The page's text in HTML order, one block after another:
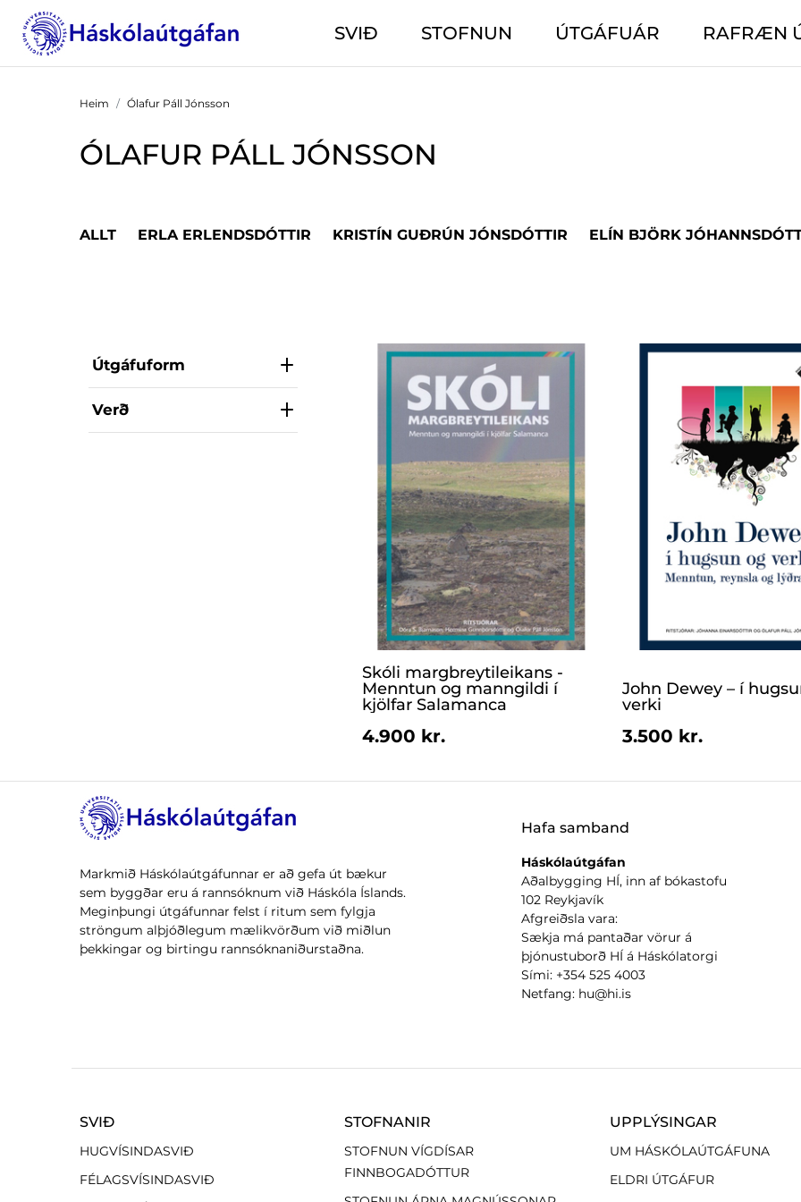
SVIÐ STOFNUN ÚTGÁFUÁR RAFRÆN
Heim Ólafur Páll Jónsson
ÓLAFUR PÁLL JÓNSSON
ALLT ERLA ERLENDSDÓTTIR KRISTÍN GUÐRÚN JÓNSDÓTTIR ELÍN BJÖRK
Útgáfuform
Verð
Skóli margbreytileikans -
Menntun og manngildi í
kjölfar Salamanca
4.900 kr.
John Dewey – í
verki
3.500 kr.
Markmið Háskólaútgáfunnar er að gefa út bækur
sem byggðar eru á rannsóknum við Háskóla Íslands.
Meginþungi útgáfunnar felst í ritum sem fylgja
ströngum alþjóðlegum mælikvörðum við miðlun
þekkingar og birtingu rannsóknaniðurstaðna.
Hafa samband
Háskólaútgáfan
Aðalbygging HÍ, inn af bókastofu
102 Reykjavík
Afgreiðsla vara:
Sækja má pantaðar vörur á
þjónustuborð HÍ á Háskólatorgi
Sími: +354 525 4003
Netfang: hu@hi.is
SVIÐ
HUGVÍSINDASVIÐ
FÉLAGSVÍSINDASVIÐ
STOFNANIR
STOFNUN VÍGDÍSAR
FINNBOGADÓTTUR
UPPLÝSINGAR
UM HÁSKÓLAÚTGÁFUNA
ELDRI ÚTGÁFUR